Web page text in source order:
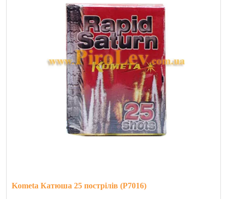
Kometa Катюша 25 пострілів (P7016)